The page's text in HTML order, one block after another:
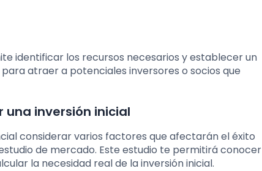
identificar los recursos necesarios y establecer un
atraer a potenciales inversores o socios que
una inversión inicial
considerar varios factores que afectarán el éxito
de mercado. Este estudio te permitirá conocer
la necesidad real de la inversión inicial.